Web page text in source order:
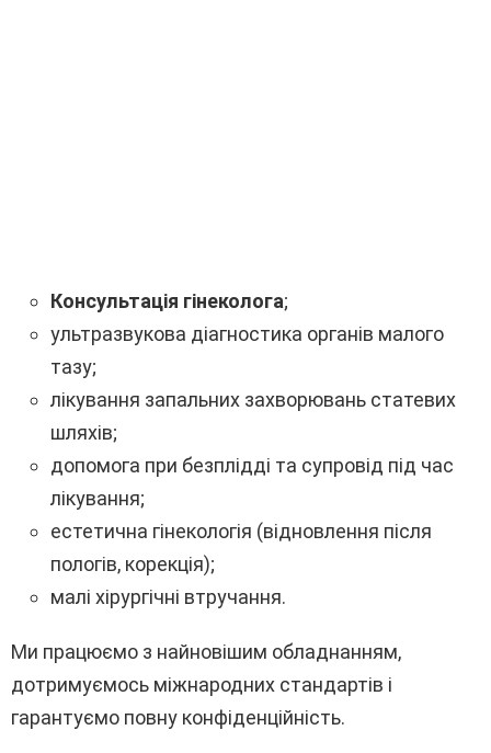
Консультація гінеколога;
ультразвукова діагностика органів малого
тазу;
лікування запальних захворювань статевих
шляхів;
допомога при безплідді та супровід під час
лікування;
естетична гінекологія (відновлення після
пологів, корекція);
малі хірургічні втручання.
Ми працюємо з найновішим обладнанням,
дотримуємось міжнародних стандартів і
гарантуємо повну конфіденційність.